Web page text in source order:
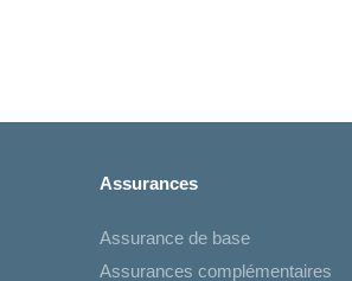
Assurances
Assurance de base
Assurances complémentaires